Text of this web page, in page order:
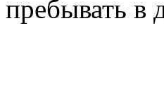
пребывать в